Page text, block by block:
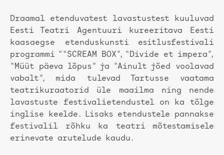
Draamal etenduvatest lavastustest kuuluvad
Eesti Teatri Agentuuri kureeritava Eesti
kaasaegse etenduskunsti esitlusfestivali
programmi ““SCREAM BOX”, “Divide et impera”,
“Müüt päeva lõpus” ja “Ainult jõed voolavad
vabalt”, mida tulevad Tartusse vaatama
teatrikuraatorid üle maailma ning nende
lavastuste festivalietendustel on ka tõlge
inglise keelde. Lisaks etendustele pannakse
festivalil rõhku ka teatri mõtestamisele
erinevate arutelude kaudu.